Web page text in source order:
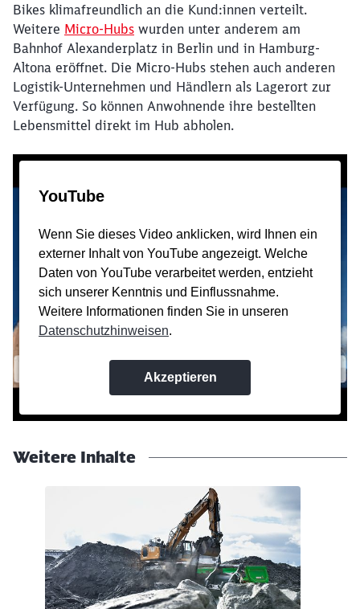
Bikes klimafreundlich an die Kund:innen verteilt.
Weitere Micro-Hubs wurden unter anderem am
Bahnhof Alexanderplatz in Berlin und in Hamburg-
Altona eröffnet. Die Micro-Hubs stehen auch anderen
Logistik-Unternehmen und Händlern als Lagerort zur
Verfügung. So können Anwohnende ihre bestellten
Lebensmittel direkt im Hub abholen.
Weitere Inhalte
Klicken, um den folgenden Slider zu überspringen
Schließen
Möchten Sie zuweitergeleitet
werden?
Abbrechen